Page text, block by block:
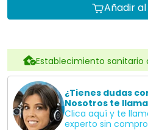
Añadir
Establecimiento sanitario
¿Tienes dudas
Nosotros te
Clica aquí y te
experto sin